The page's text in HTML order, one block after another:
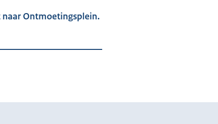
naar Ontmoetingsplein.